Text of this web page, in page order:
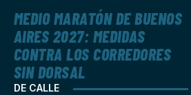
DE CALLE
MEDIO MARATÓN DE BUENOS
AIRES 2027: MEDIDAS
CONTRA LOS CORREDORES
SIN DORSAL